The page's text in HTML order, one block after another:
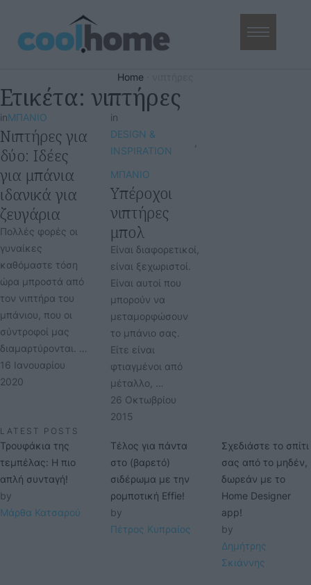
Home
Ετικέτα: νιπτήρες
inΜΠΑΝΙΟ
Νιπτήρες για
δύο: Ιδέες
για μπάνια
ιδανικά για
ζευγάρια
Πολλές φορές οι
γυναίκες
καθόμαστε τόση
ώρα μπροστά από
τον νιπτήρα του
μπάνιου, που οι
σύντροφοί μας
διαμαρτύρονται. …
16 Ιανουαρίου
2020
in
DESIGN &
INSPIRATION
ΜΠΑΝΙΟ
Υπέροχοι
νιπτήρες
μπολ
Είναι διαφορετικοί,
είναι ξεχωριστοί.
Είναι αυτοί που
μπορούν να
μεταμορφώσουν
το μπάνιο σας.
Είτε είναι
φτιαγμένοι από
μέταλλο, …
26 Οκτωβρίου
2015
LATEST POSTS
Τρουφάκια της
τεμπέλας: Η πιο
απλή συνταγή!
by
Μάρθα Κατσαρού
Τέλος για πάντα
στο (βαρετό)
σιδέρωμα με την
ρομποτική Effie!
by
Πέτρος Κυπραίος
Σχεδιάστε το σπίτι
σας από το μηδέν,
δωρεάν με το
Home Designer
app!
by
Δημήτρης
Σκιάννης